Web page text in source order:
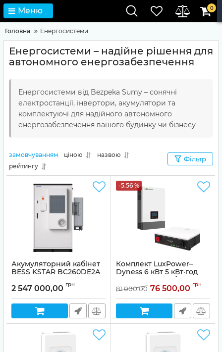
Меню 0
Головна Енергосистеми
Енергосистеми – надійне рішення для
автономного енергозабезпечення
Енергосистеми від Bezpeka Sumy – сонячні
електростанції, інвертори, акумулятори та
комплектуючі для надійного автономного
енергозабезпечення вашого будинку чи бізнесу
замовчуванням ціною
назвою
рейтингу
Фільтр
Акумуляторний кабінет
BESS KSTAR BC260DE2А
2 547 000,00 грн
-5.56 %
Комплект LuxPower–
Dyness 6 кВт 5 кВт·год
LP1 (Інвертор гібридний
LuxPower SNA6000 Wide
DL5.0C Heating)
81 000,00 76 500,00 грн